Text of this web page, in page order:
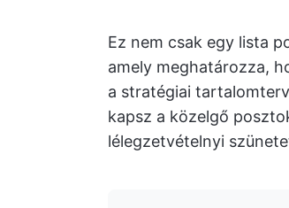
Ez nem csak egy lista
amely meghatározza,
a stratégiai
kapsz a közelgő
lélegzetvételnyi